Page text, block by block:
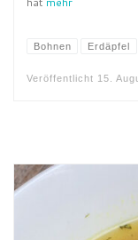
Bohnen Erdäpfel
Veröffentlicht 15.